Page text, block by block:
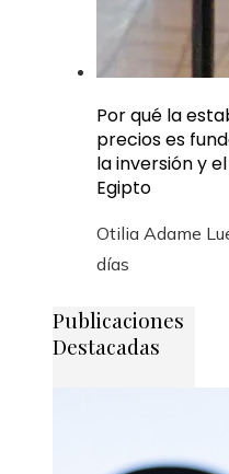
Por qué la
precios es
la inversión y
Egipto
Otilia Adame
días
Publicaciones
Destacadas